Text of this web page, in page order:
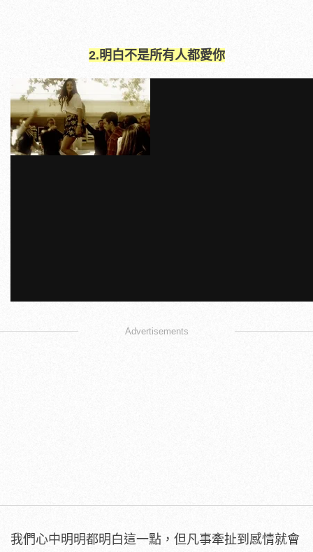
2.明白不是所有人都愛你
Advertisements
我們心中明明都明白這一點，但凡事牽扯到感情就會